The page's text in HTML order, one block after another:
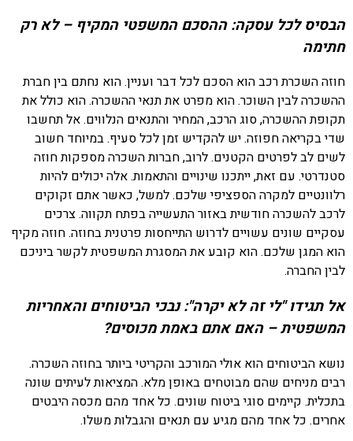
הבסיס לכל עסקה: ההסכם המשפטי המקיף – לא רק
חתימה
חוזה השכרת רכב הוא הסכם לכל דבר ועניין. הוא נחתם בין חברת
ההשכרה לבין השוכר. הוא מפרט את תנאי ההשכרה. הוא כולל את
תקופת ההשכרה, סוג הרכב, המחיר והתנאים הנלווים. אל תחשבו
שדי בקריאה חפוזה. יש להקדיש זמן לכל סעיף. במיוחד חשוב
לשים לב לפרטים הקטנים. לרוב, חברות השכרה מספקות חוזה
סטנדרטי. עם זאת, ייתכנו שינויים והתאמות. אלה יכולים להיות
רלוונטיים למקרה הספציפי שלכם. למשל, כאשר אתם זקוקים
לרכב להשכרה חודשית באזור התעשייה בפתח תקווה. צרכים
עסקיים שונים עשויים לדרוש התייחסות פרטנית בחוזה. חוזה מקיף
הוא המגן שלכם. הוא קובע את המסגרת המשפטית לקשר ביניכם
לבין החברה.
אל תגידו "לי זה לא יקרה": נבכי הביטוחים והאחריות
המשפטית – האם אתם באמת מכוסים?
נושא הביטוחים הוא אולי המורכב והקריטי ביותר בחוזה השכרה.
רבים מניחים שהם מבוטחים באופן מלא. המציאות לעיתים שונה
בתכלית. קיימים סוגי ביטוח שונים. כל אחד מהם מכסה היבטים
אחרים. כל אחד מהם מגיע עם תנאים והגבלות משלו.